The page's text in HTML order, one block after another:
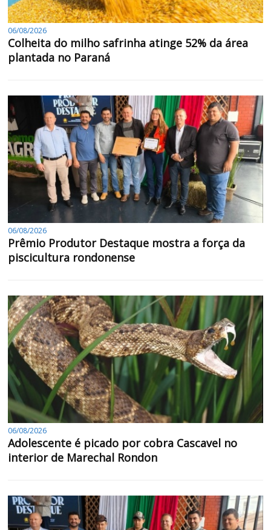
06/08/2026
Colheita do milho safrinha atinge 52% da área
plantada no Paraná
06/08/2026
Prêmio Produtor Destaque mostra a força da
piscicultura rondonense
06/08/2026
Adolescente é picado por cobra Cascavel no
interior de Marechal Rondon